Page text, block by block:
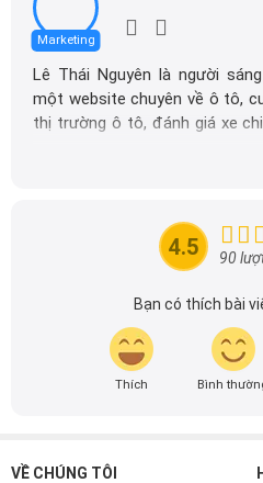
Marketing
Lê Thái Nguyên là người
một website chuyên về ô tô,
thị trường ô tô, đánh giá xe
đầu cho những người yêu
theo dõi tôi để cập nhật
4.5 90
Bạn có thích bài
Thích Bình
VỀ CHÚNG TÔI